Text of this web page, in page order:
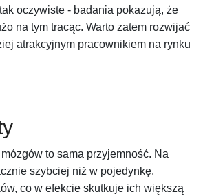
oczywiste - badania pokazują, że
na tym tracąc. Warto zatem rozwijać
atrakcyjnym pracownikiem na rynku
to sama przyjemność. Na
szybciej niż w pojedynkę.
co w efekcie skutkuje ich większą